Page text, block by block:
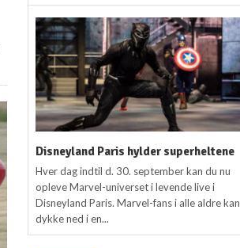
Disneyland Paris hylder superheltene
Hver dag indtil d. 30. september kan du nu
opleve Marvel-universet i levende live i
Disneyland Paris. Marvel-fans i alle aldre kan
dykke ned i en...